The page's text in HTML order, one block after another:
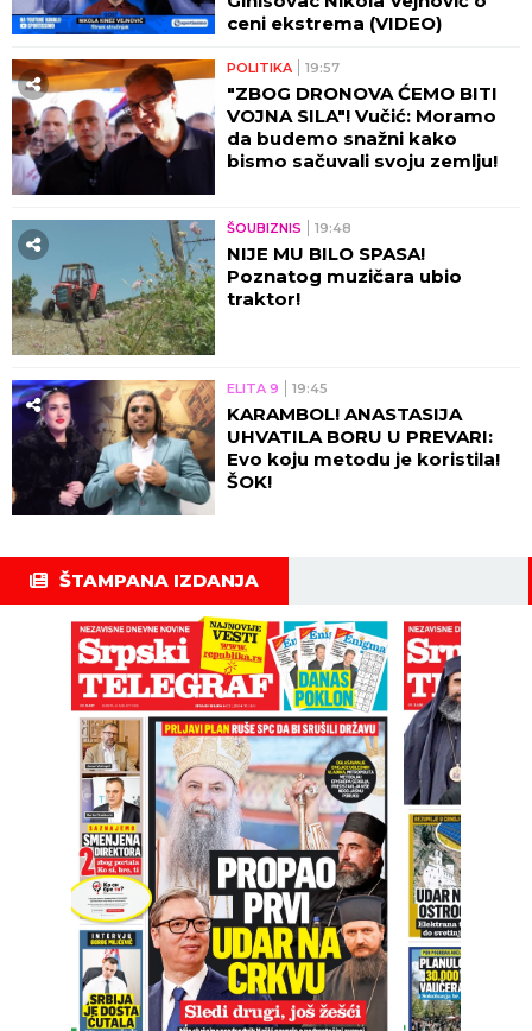
ceni ekstrema (VIDEO)
POLITIKA 19:57
"ZBOG DRONOVA ĆEMO BITI
VOJNA SILA"! Vučić: Moramo
da budemo snažni kako
bismo sačuvali svoju zemlju!
ŠOUBIZNIS 19:48
NIJE MU BILO SPASA!
Poznatog muzičara ubio
traktor!
ELITA 9 19:45
KARAMBOL! ANASTASIJA
UHVATILA BORU U PREVARI:
Evo koju metodu je koristila!
ŠOK!
ŠTAMPANA IZDANJA